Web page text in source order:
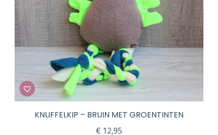
KNUFFELKIP – BRUIN MET GROENTINTEN
€ 12,95